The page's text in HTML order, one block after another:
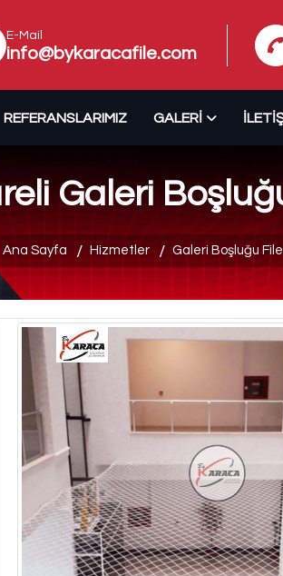
E-Mail
info@bykaracafile.com
REFERANSLARIMIZ GALERI
Galeri
Ana Sayfa Hizmetler Galeri Boşluğu